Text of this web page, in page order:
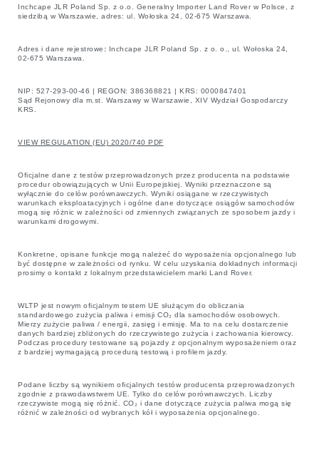
Inchcape JLR Poland Sp. z o.o. Generalny Importer Land Rover w Polsce, z
siedzibą w Warszawie, adres: ul. Wołoska 24, 02-675 Warszawa.
Adres i dane rejestrowe : Inchcape JLR Poland Sp. z o. o., ul. Wołoska 24,
02-675 Warszawa.
NIP: 527-293-00-46 | REGON: 386368821 | KRS: 0000847401
Sąd Rejonowy dla m.st. Warszawy w Warszawie, XIV Wydział Gospodarczy
KRS.
VIEW REGULATION (EU) 2020/740 PDF
Oficjalne dane z testów przeprowadzonych przez producenta na podstawie
procedur obowiązujących w Unii Europejskiej. Wyniki przeznaczone są
wyłącznie do celów porównawczych. Wyniki osiągane w rzeczywistych
warunkach eksploatacyjnych i ogólne dane dotyczące osiągów samochodów
mogą się różnic w zależności od zmiennych związanych ze sposobem jazdy i
warunkami drogowymi.
Konkretne, opisane funkcje mogą należeć do wyposażenia opcjonalnego lub
być dostępne w zależności od rynku. W celu uzyskania dokładnych informacji
prosimy o kontakt z lokalnym przedstawicielem marki Land Rover.
WLTP jest nowym oficjalnym testem UE służącym do obliczania
standardowego zużycia paliwa i emisji CO₂ dla samochodów osobowych.
Mierzy zużycie paliwa / energii, zasięg i emisję. Ma to na celu dostarczenie
danych bardziej zbliżonych do rzeczywistego zużycia i zachowania kierowcy.
Podczas procedury testowane są pojazdy z opcjonalnym wyposażeniem oraz
z bardziej wymagającą procedurą testową i profilem jazdy.
Podane liczby są wynikiem oficjalnych testów producenta przeprowadzonych
zgodnie z prawodawstwem UE. Tylko do celów porównawczych. Liczby
rzeczywiste mogą się różnić. CO₂ i dane dotyczące zużycia paliwa mogą się
różnić w zależności od wybranych kół i wyposażenia opcjonalnego.